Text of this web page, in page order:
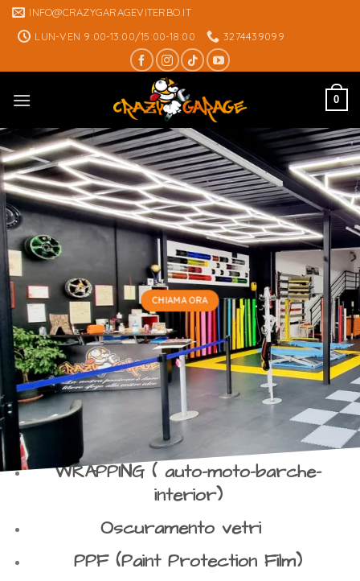
Skip INFO@CRAZYGARAGEVITERBO.IT
LUN-VEN 9:00-13:00/15:00-18:00
3274439099
0
CHIAMA ORA
WRAPPING ( auto-moto-barche-
interior)
Oscuramento vetri
PPF (Paint Protection Film)